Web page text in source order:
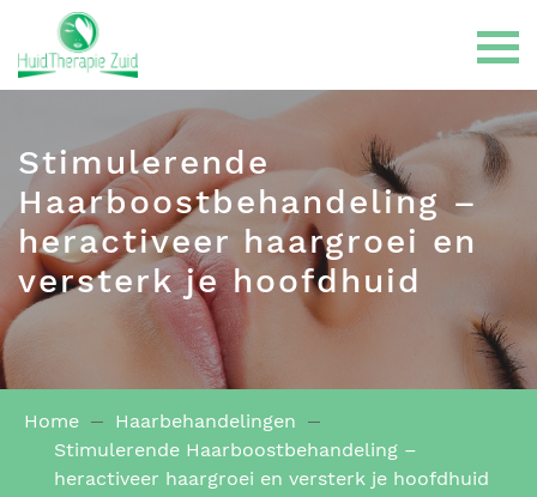
Gelaatsbehandelingen
LPG Endermologie
Haarbehandelingen
Stimulerende
Haarboostbehandeling –
heractiveer haargroei en
versterk je hoofdhuid
Home
Haarbehandelingen
Stimulerende Haarboostbehandeling –
heractiveer haargroei en versterk je hoofdhuid